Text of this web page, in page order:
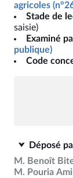
agricoles
Stade de
saisie)
Examiné
publique)
Code
Déposé
M. Benoît
M. Pouria